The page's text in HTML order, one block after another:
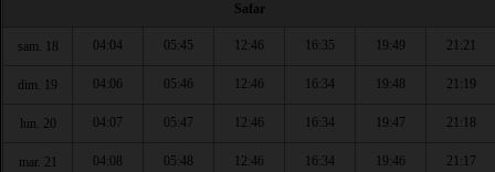
Safar
sam. 18 04:04 05:45 12:46 16:35 19:49 21:21
dim. 19 04:06 05:46 12:46 16:34 19:48 21:19
lun. 20 04:07 05:47 12:46 16:34 19:47 21:18
mar. 21 04:08 05:48 12:46 16:34 19:46 21:17